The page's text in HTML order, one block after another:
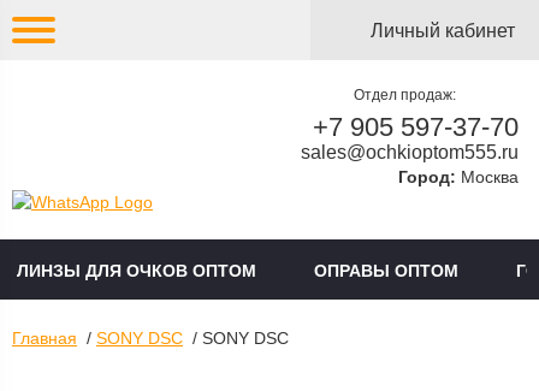
Личный кабинет
Отдел продаж:
+7 905 597-37-70
sales@ochkioptom555.ru
Город: Москва
ЛИНЗЫ ДЛЯ ОЧКОВ ОПТОМ ОПРАВЫ ОПТОМ
Главная / SONY DSC / SONY DSC